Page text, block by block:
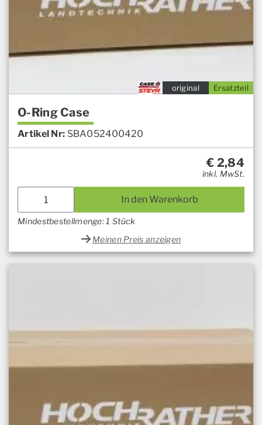
Ersatzteil
original
O-Ring Case
Artikel Nr: SBA052400420
€ 2,84
inkl. MwSt.
In den Warenkorb
Mindestbestellmenge: 1 Stück
Meinen Preis anzeigen